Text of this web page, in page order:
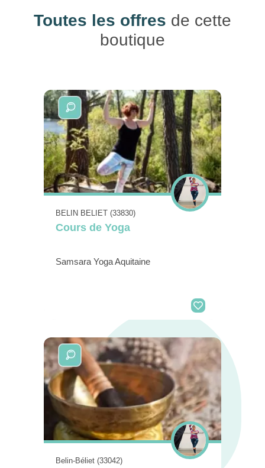
Toutes les offres de cette
boutique
BELIN BELIET (33830)
Cours de Yoga
Samsara Yoga Aquitaine
Belin-Béliet (33042)